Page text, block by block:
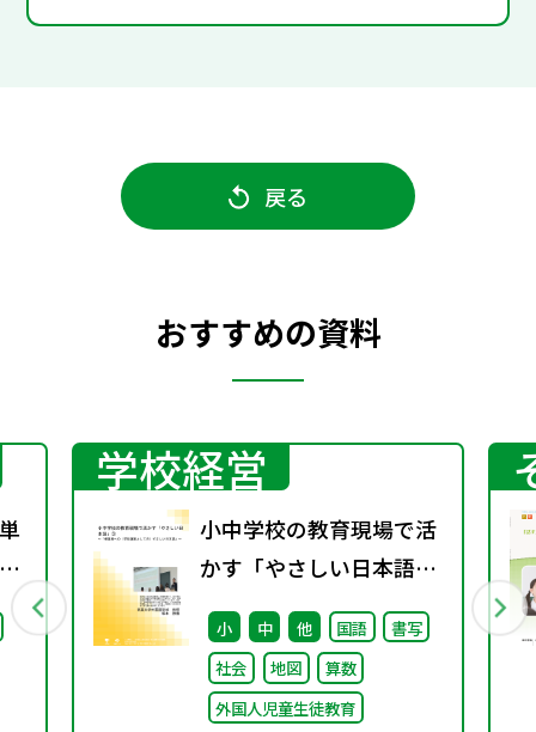
戻る
おすすめの資料
学校経営
小中学校の教育現場で活
かす「やさしい日本語」
③ ～「保護者への（学校
運営としての）やさしい
日本語」～
小 中 他 国語
書写
社会
地図
算数
外国人児童生徒教育